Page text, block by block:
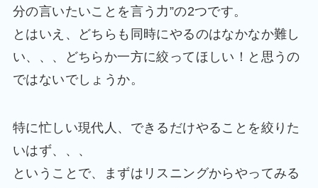
分の言いたいことを言う力”の2つです。
とはいえ、どちらも同時にやるのはなかなか難し
い、、、どちらか一方に絞ってほしい！と思うの
ではないでしょうか。
特に忙しい現代人、できるだけやることを絞りた
いはず、、、
ということで、まずはリスニングからやってみる